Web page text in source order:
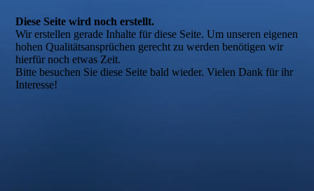
Diese Seite wird noch erstellt.
Wir erstellen gerade Inhalte für diese Seite. Um unseren eigenen
hohen Qualitätsansprüchen gerecht zu werden benötigen wir
hierfür noch etwas Zeit.
Bitte besuchen Sie diese Seite bald wieder. Vielen Dank für ihr
Interesse!